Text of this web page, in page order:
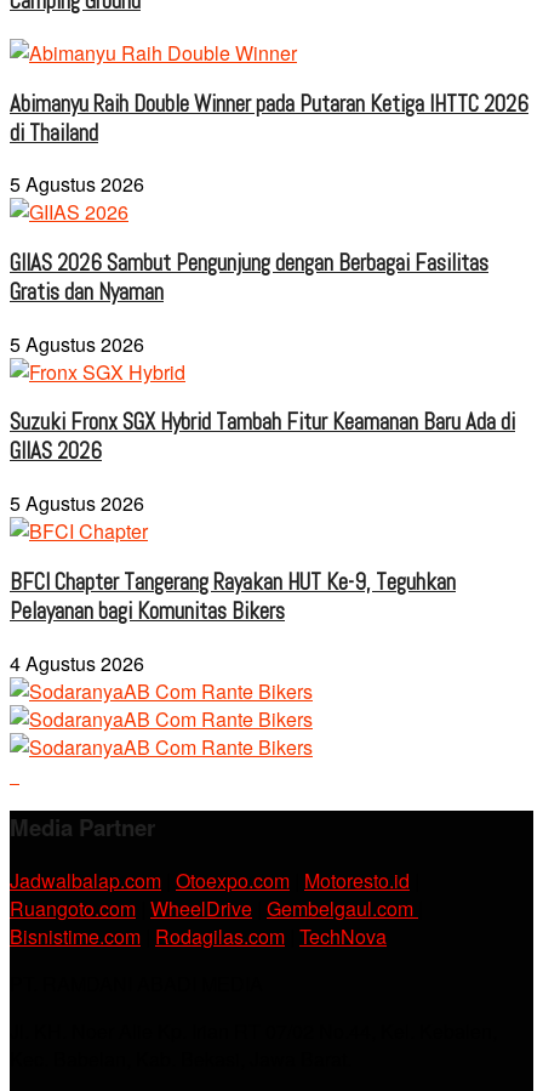
Abimanyu Raih Double Winner pada Putaran Ketiga IHTTC 2026
di Thailand
5 Agustus 2026
GIIAS 2026 Sambut Pengunjung dengan Berbagai Fasilitas
Gratis dan Nyaman
5 Agustus 2026
Suzuki Fronx SGX Hybrid Tambah Fitur Keamanan Baru Ada di
GIIAS 2026
5 Agustus 2026
BFCI Chapter Tangerang Rayakan HUT Ke-9, Teguhkan
Pelayanan bagi Komunitas Bikers
4 Agustus 2026
Media Partner
Jadwalbalap.com Otoexpo.com Motoresto.id
Ruangoto.com WheelDrive Gembelgaul.com
Bisnistime.com Rodagilas.com TechNova